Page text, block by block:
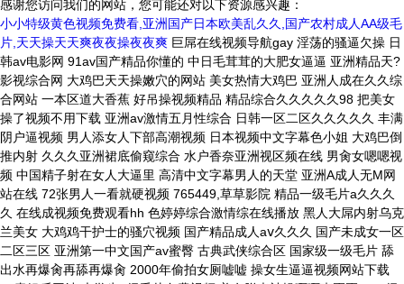
感谢您访问我们的网站，您可能还对以下资源感兴趣：
小小特级黄色视频免费看,亚洲国产日本欧美乱久久,国产农村成人AA级毛
片,天天操天天爽夜夜操夜夜爽 巨屌在线视频导航gay 淫荡的骚逼欠操 日韩av电影网 91av国产精品你懂的 中日毛茸茸的大肥女逼逼 亚洲精品天?影视综合网 大鸡巴天天操嫩穴的网站 美女热情大鸡巴 亚洲人成在久久综合网站 一本区道大香蕉 好吊操视频精品 精品综合久久久久久98 把美女操了视频不用下载 亚洲av激情五月性综合 日韩一区二区久久久久久 丰满阴户逼视频 男人添女人下部高潮视频 日本视频中文字幕色小姐 大鸡巴倒推内射 久久久亚洲裙底偷窥综合 水户香奈亚洲视区频在线 男肏女嗯嗯视频 中国精子射在女人大逼里 高清中文字幕男人的天堂 亚洲A成人无M网站在线 72张男人一看就硬视频 765449,草草影院 精品一级毛片a久久久久 在线成视频免费观看hh 色婷婷综合激情综在线播放 黑人大屌内射乌克兰美女 大鸡鸡干护士的骚穴视频 国产精品成人aⅴ久久久 国产未成女一区二区三区 亚洲第一中文国产av蜜臀 古典武侠综合区 国家级一级毛片 舔出水再爆肏再舔再爆肏 2000年偷拍女厕嘘嘘 操女生逼逼视频网站下载 91青娱乐网站 大学生A级毛片免费视频 美女脱光被操啊啊爽歪歪 AAA级久久久精品无码 亚洲第一第二区 国产精品96xxxxx 无码av波多野吉衣久久 成年人观看视频黄色不卡 男人操女人逼的视频网站 精品国产免费久久久久久 丰满熟妇乱子伦 美女脱光被操啊啊爽歪歪 精品一卡二卡三卡四卡兔 免费少妇a级毛片人成网 久久久久久久国产精品美女 国产精品久久99简爱亚洲 日韩视频一区二区三区高清 人妻少妇看av偷人精品 欧美成人性色区 国产美妇口爆深喉视频区 日本高清在线免费中文字幕 韩国福利片在线观看播放 99久久国产一区二区三区 久久综合之综合久久97 男人的坤坤爱上女人的逼 中文字幕日韩有码国产精品 爱靠逼骚逼视频 高清区一区二区在线播放 久久婷综合五月天啪网夜 黑丝大胸美女被爆操视频 丝袜 亚洲 另类 欧美 挺进新婚少妇雪白的肉体 日本免费精品久久久久久 狠狠干高清成人二区三区 啊啊啊啊啊哈嗯视频网站 欧美 women 肏逼 日无码中文字幕在线观看 欧美人牲口杂交大黄网站 亚洲一区二区三区欧美日韩 国产极品美女久久久久久 国产欧美国日产在线播放 狼群社区视频www中文 日韩美女三级黄色激情视频 67194人成免费无码 一区二区三区亚洲中文字幕 国产日本久久久久久精品 日本在线综合亚洲观看视频 乱人伦XXXX国语对白 尿液颜色像红茶色怎么回事 国产色婷婷精品免费视频 国产美妇口爆深喉视频区 看老太婆的黑逼 反差婊调教h文 久久久久久天堂精品视频 中文字幕在线观一二三区 日韩一级黄色片免费观看 大型操逼网站使劲操嫩逼 快进来插我的逼嗯啊视频 亚洲成色www久久网站 大鸡巴操到底啊啊嗯视频 亚洲精品在线 很污很黄的网站在线观看 污网站入口在线观看免费 鸡把操骚比水多视频免费 白色分泌物带黄色正常吗 男人J捅女人J视频国产 精品国产一区二区日韩91 婷婷大屌弄日逼 久一最熱門最齊全的電影 国产麻豆32部在线观看 超碰大香蕉免费在线观看 国产精品亚洲综合久久系列 日韩欧群交P片内射中文 操逼大鸡巴操逼操进逼里 男女尻逼扎厉害 a√新天堂资源在线观看 蜜桃导韩国专线一区二三区 久久久成人国产精品麻豆 99精品国产乱码久久久 怡红院成永久免费人视频 丰满尤物少妇喷血大尺度 韩国日本男女性生活视频 骚货水真多啊啊插烂小说 男生和女生日逼免费视频 欧美日韩一区二区三区网站 把美女按在床上狂草av 国产免费888在线观看 97精品国产综合久久精品 玩超薄丝袜人妻中文字幕 国产成人午夜福利av在线 爱靠逼骚逼视频 日韩精品一区二区三区三区 观看男人操女人逼的视频 国产精品污在线观看免费 最新无码人妻在线不卡百 日韩成人性视频在线观看 污色的视频免费在线观看 天天操天天爽夜夜操夜夜爽 色呦呦最新在线观看入口 小12萝裸体洗澡加自慰 短裙公车被直接进入毛片 精品人妻无码视频免费看 色播五月激情五月东京热 亚洲偷自拍国综合第36页 青柠青苹果影院 9l国产自产一区二区三区 伊人久久综合无码成人网 九九热久久这里全是精品 亚洲美日韩一区二区三区 码亚洲中文无码av在线 丝祙?制服?国产?在线 看男人下面插入女生下面 波多野结衣在线精品字幕 大鸡巴干少了XXXXX 好爽好舒服av 欧美日韩国产专区一区二区 亚洲天堂国产精品一区二区 黄色视频大吊大鸡巴擦逼 看中年妇女免费操逼视频 免费国产va在线观看视频 亚洲欧美精品自偷自拍另 456极品嫩模在线视频 超prom精品视频在放 日韩精品一区二区三区中文 国产亚洲精品久久久久久无 帅哥操用力射学生妹美胸 欧美精品久久久久久久蜜 欧美最猛黑人边吃奶边操 卡通动漫第一页AV天堂 亚洲青青青娱乐在线视频 亚洲青青青娱乐在线视频 把 插进 里www网站 男生操女生的屄视频下载 大学生酒店呻吟在线观看 小穴被插到底了污污网站 欧美老女人牲交 美女被大鸡巴操逼的网站 2000年偷拍女厕嘘嘘 曰批全过程免费视频播放 国产精品v大片免费观看 青柠社区在线高清视频1 日韩欧美在线网 可爱妹子被巨屌插到高潮 大鸡巴mmmm免费视频 成人你懂的在线免费观看 亚洲 欧美 日本 在线 操进女人之比里 亚洲日本1区2区3区4区 aa级女人大片 亚洲自国偷拍偷免费视频 日韩精品一区二区三区三区 正在播放国产精品放孕妇 亚洲欧洲av人一区二区 腿张开视频成人 亚洲成国产人片在线观看 毛在线观看国产2020 古典武侠综合区 天天干天天操天天爽av 久久亚洲国产成人精品小说 啊不要操逼视频喷水变态 久久久久久久久久久久高潮 伊人情成综合网2019 欧美日本高清一区二区三区 奇米影视第四色免费视频 男生的鸡进女生的鸡网站 国产午夜福利小视频在线 国产精品久久久国产综合 鸡吧插骚逼摸奶浪叫视频 啊啊啊啊啊轻点插逼视频 日本中文字幕日韩精品免费 黄色的网站进入入口链接 JJ肏小穴网站 单身女老师美国在线观看 美国黄色一级大片免费看 玩超薄丝袜人妻中文字幕 久久午夜夜伦鲁鲁片无码 夜色福利院在线看青草一 黑人操空姐的大阴道视频 国产精品一级毛片不收费 国产成人高潮拍拍拍18 日本少妇和白人性爱自拍 小小特级黄色视频免费看 大屌直操欧美美女屁股眼 91kaobi视频在线 操小骚逼黄直播 啊好深好紧好嫩在线观看 男生插入女生的菊花网站 日韩精品中文字幕一线不卡 2020亚洲欧美天堂网 国产91精品一区二区蜜桃 亚洲中文字幕视频免费看 韩国情爱电影善良的嫂子 操女人的骚逼逼免费观看 狠狠色丁香久久综合婷婷 国产亚洲男人av一区三区 国产精品久久久久久久人貌 丰满少妇被粗大的猛烈进 青草青草原在线视频观看 国产精品久久高潮呻吟av 亚洲中文字幕无码手机版 波多野结衣无删减无打码 中文字幕乱码在线伦视频 一区二区小说区无码另类 亚洲无码AV在线免费观 香蕉视频久久 女生被搞得哦哦叫的视频 操在线肏屄观看 人妻无码30p 看美女摆开妣玩 两根大鸡吧日骚逼逼视频 动漫男女操鸡巴射精网站 亚洲国产成人精品女人久久 国产精品久久久久天堂喝尿 精品国产一区二区三区三洲 大乳少妇嫩逼露奶头视频 黄色录像黄色录像黄色片 大鸡巴操小浪穴 波多野结衣一区二区三区 日本中文字幕日韩精品免费 一本大道一卡2卡三卡4 正常人的舌苔是什么颜色 日本不卡免费新一二三区 91国在线视频 国产T V一区二区三区 大鸡巴 操出水在线观看 国产精品毛片完整版视频 久久久久久久久久午夜精品 大鸡吧操小逼嗷嗷叫视频 日韩一区二区久久久久久 亚洲v欧美v国产人成网 玩弄非洲黑人肥女的屄？ 日韩人妻一区二区在线观看 91精品国产热久久福利 操大肥逼小视频 久久久精品成人免费视频 久草视频在线视频在线观看 日本高清电影一区二区三区 国产日产欧美一区二区三区 AV黄片国产一级在线看 亚洲欧美中文日韩视频一区 午夜久久久久久久久久久久 肏日本美女屁眼 视频久re精品在线观看 日本精品aⅴ一区二区三区 av电影在线观看完整版 污色的视频免费在线观看 操逼黑丝熟女逼 日韩欧美国产精品加勒比 国产成人高潮拍拍拍18 啊啊啊 ！好快！好爽啊 骚逼好难受要鸡巴插视频 国产综合精品99久久久久 美女搞黄色网站 色多多性虎精品无码AV 夜夜艹天天艹日日夜夜艹 亚洲爆乳无码专区WWW 人人妻人人澡人人爽人人忝 免费看日韩美女操逼视频 爽死你个放荡粗暴婬故事 风韵丰满熟妇啪啪老熟女 大鸡巴操小嫩逼白浆视频 又爽又黄又屋遮挡的视频 老头在厨房添下面很舒服 国产中文字字幕乱码无限 国产精品久久综合亚洲av 伊人情成综合网2019 477777十玩家揭秘 久久乐国产综合亚洲精品 精品秘一区二区三区四区 夜夜福利一区二区三区av 日本xx13一18处交 猛男抽插啊啊啊好爽视频 浴室人妻的情欲HD三级 透透透。操操操 大鸡巴插入我的小穴麻豆 美女人妻少妇中出狠狠干 日本美女的逼逼 青青青在线播放视频国产 国产一区二久久中文字幕 白白色在线直播 巨屌在线视频导航gay 欧美插逼逼文字 风韵丰满熟妇啪啪老熟女 女生张开腿给男生捅视频 妹子国产操逼啊啊啊啊啊 大香伊蕉在人线国产网站 一个人深夜激情在线观看 久久99蜜桃精品久久久 久久久久久饥渴少妇高潮 亚洲激情一区二区在线观看 男肏女嗯嗯视频 最新无码专区超级碰碰碰 欧美 日韩 国产 东京热 国产日韩精品欧美一区灰 操小嫩逼的视频 日本三级香港三级乳网址 日韩中文字幕亚洲一区二区 日本女人操逼怪物的鸡巴 国产麻豆剧传媒AV国产 国产精品玖玖 国产精品久久久久久久密桃 日文中字乱码的解决办法 操逼大鸡巴操逼操进逼里 亚洲女性啪啪啪第一二区 中文字幕在线观看第一页 免费大片a一级久久国产 久久精品国产只有精品6 大人37码的鞋内长是多少 帅哥男女操网站 口爆吞精欧美video 三级黄色视频 欧美A级毛欧美 激烈打扑克运动又疼又叫 中文字幕无亚洲欧洲日韩 久久亚洲中文字幕精品二区 尤物视频在线播放你懂的 被窝电影久久久久久久久 和美女操逼高潮抽搐视频 吃胸揉胸膜下刺激的视频 亚洲制服中文丝日韩失禁 亚洲欧美日本在线观看视频 青青青免费国产在线视频 另类 日韩 欧美 激情 国产福利91精品一区二区 成年美女黄色搞鸡视频网站 男女猛烈无遮挡免费观看 亚洲人成网站在线线播放 国内精品久久久久电影院 国家级一级毛片 AV线高清无码系列网站 东京不太热在线观看视频 好骚爽的视频啊 欧美人与性动交b欧美精品 老女人黄色电影在线观看 亚洲av啊啊啊在线观看 另类 日韩 欧美 激情 97久久超碰国产精品最新 国产精品白浆久久久久久 日本五十路熟女不禁视频 亚洲色av天天天天天天 亚洲精品成人久久电影网 小嫩屄好痒啊 嗯呐视频 欧美日韩国产专区一区二区 肏逼舔鸡巴网站 1000部精品久久久久久 日韩伦理一区二区三区av 免费看国产黄线在线观看 骚逼想要大鸡吧免费观看 国产av原创一区二区三区 成人午夜爽爽爽免费视频 国产成年无码aⅤ片在线 正常人的舌苔是什么颜色 美女被插的嗷嗷叫的网站 91免费版美女在线视频 日韩中文高清字幕 久久 日韩av成人xxxxx 狠狠的干性视频 亚洲第一成人网址一二三 女同欲望一区二区三区久久 巨屌在线视频导航gay 成人激情四射网国产av 五月天国产成人免费视频 操逼视频123 亚洲中文字幕无码手机版 日本视频一区二区三区在线 久久久久久精品无码专区 亚洲色欲色欲视频WWW 国产精品偷伦视频免费观 91av社区免费在线观看 国产台湾佬中文在线视频 欧美午夜精品一区二区三 日本一区二区电影噜噜噜噜 美女扣逼自慰的黄色网站 美国性感美女抠逼直播视频 啊啊啊好舒服用力点视频 啊啊啊啊啊哈嗯视频网站 人与嘼在线A片观看免费 韩国一级做a爱性色毛片 久久久亚洲AV成人网站 国产色无码精品视频国产 国产9999久久久久久久 正在播放国产精品放孕妇 中国美女一级特黄大片色 欧美久久久久久久久自慰 国产精品视频男人的天堂 性感丝袜大长腿人妻视频 污网站入口在线观看免费 亚洲日本韩国欧美一区二区 韩日av不卡一区二区三区 2020亚洲欧美天堂网 国产精品高潮呻吟一区二区 国产98在线 最近中文字幕在线的MV 中文字幕日韩欧美在线观看 伊人亚洲综合网色av另类 国产又大又长又硬又粗又 丰满人妻熟妇乱又精品视 亚洲成女人图区一区二区 大鸡巴干少了XXXXX 久久久久久久久久午夜精品 美女被大鸡巴操逼的网站 国产 日韩 欧美 三级 日本av片在线免费观看 精品高潮丰满少妇毛茸茸 国产91精品一区二区蜜桃 鸡伸进屁股视频免费观看 胸大的黑丝美女的尿口红 丁香花在线电影小说观看 色琪琪午夜理论官网影院 6767法国骚女人插逼 色婷婷蜜臀一区二区三区 中国东北熟女毛绒绒电影 国产呦系列在线观看免费 国产97人人乐人人爱' 秘书在办公室被躁到高潮 日本不卡网址免费欧美视频 亚洲AⅤ在线男人的天堂 波多野结衣AⅤ在线播放 日韩美女卖淫黄色一集片 国产三级不卡视频在线观看 欧美日韩视频在线视频二区 国产精品久久久白丝av 宅宅少妇无码 久久精品影院10000 插逼啊啊啊啊片 日韩视频一区二区三区网站 娇妻跪趴高撅肥臀出白浆 中韩美女毛片av一播放 国产av一区二区三区精品 色天天躁夜夜躁天干天干 69热视频在线观国产看 人妻少妇看av偷人精品 色av一区二区三区四区 美国精品毛毛片一区二区 国产美女裸体视频全免费 兔兔精品国产乱码久久久久 免费看女生被男生操视频 天天日天天干天天舔天天 国产做a爰片久久毛片a hpv感染有黄色分泌物 嗯不要啊不要轻点嗯视频 亚洲国产精品精品国产综合 欧美大屁股ⅩXXX潮喷 热热久久超碰精品中文字 看毛片日逼视频 影音先锋老司机午夜电影 久久国产精品乱子乱精品 淫荡大奶少妇被大屌乱干 国产精品久久久久久久密桃 操逼视频123 人妻13p一区二区三区 把美女日到高潮喷水视频 国产内射一级一片内射视频 肉棒插嫩屄祝频 精品日韩岛国一区二区三区 男人鸡辱女人鸡啊啊啊啊 国产精品啪啪啪啪啪网站 女人夜夜春高潮爽A∨片 日本精品aⅴ一区二区三区 亚洲图亚洲色成人综合网 小骚货日死你456视频 国产做a爰片久久毛片a 大香蕉大香蕉视频在线看 欧美肥婆BBXX操BB 看美女摆开妣玩 精品人妻无码视频免费看 国产啪在线91 日本一区二区三区免看视频 俄罗斯孕妇喷水一级视频 国产精品白浆久久久久久 美女搞黄爽爽爽爽爽爽爽爽 亚洲片中文字幕A∨影片 久久久精品国产亚洲av 亚洲av啊啊啊在线观看 狠狠操最新域名 日韩欧美在线网 少妇被大鸡巴插 在线 亚洲 国产 综合 日韩精品视频一区二区三区 k8经典电影网在线播放 大鸡巴操淫荡骚女人视频 久久久精品无码一区二区 蜜桃导韩国专线一区二三区 大鸡吧操哭骚逼白丝白虎 欧美精品粉嫩高潮一区二区 好好热精品视频在线观看 国产9999久久久久久久 大骚屌亚洲成人 嫩草伊人久久久av少妇 成年人草逼视频 67194人成免费无码 亚洲天堂网一区二区免费 爱情岛论坛无码AV在线 欧美特黄一级片久久久久 免费av在线 超碰香蕉人人网99精品 欧美成年人免费啪啪视频 777午夜精品免费视频 五月婷婷之五月综合基地 大鸡巴把骚笔草美了视频 爱爱日本大几巴 亚洲欧美韩国日本一区二区 国产亚洲一区二区三不卡 456极品嫩模在线视频 男生女生日叉视频免费的 成人无码黄动漫在线播放 黑人大屌日本幼女学生妹 国产成人午夜片在线观看 亚洲成熟丰满一区二区三区 欧美级韩国三级日本三级 我不是诗仙啊在线看免费 6767法国骚女人插逼 男女啪视频免费观看妖精 亚洲欧美日韩国产精品一区 久久亚洲中文字幕精品熟 女人夜夜春高潮爽A∨片 亚洲大尺度在线观看视频 免费乱人伦日本爽爽影院 国产亚洲欧美色综合你懂的 精品日韩一区二区三区在线 用力插进去我的bi里面 把大鸡巴插进美女的洞里 国产免费午夜三级福利片 765449,草草影院 把逼水操出来吃 精品三级片在线免费观看 男人插女人黄片 久久久国产精品消防器材 亚洲 欧美 日韩 精品 18禁成年无码免费网站 日韩精品一区二区三区中文 99久久精品费精品蜜臀 激烈打扑克运动又疼又叫 国产日韩欧美高清免费视频 天天操天天摸天天操天天插 欧美日黑人操逼影视网站 大鸡巴操到底啊啊嗯视频 欧美潮喷在线 丁香婷婷亚洲六月综合色 欧美一区二区三区在线电影 国产精品污在线观看免费 日本一本通一区二区三区 国产亚洲欧美色综合你懂的 久久久久精品国产色哟哟 逼逼爱插插影院 污视频,咪咪鸡巴插入逼 一边做饭一边躁狂怎么办 色资源av中文无码先锋 帅哥操用力射学生妹美胸 天天爽夜夜爽精品视频一 美女被操逼流水调教视频 国产精品一区二区无久久久 久久久久久久久久久久高潮 天天操天天摸天天操天天插 成年人免费av在线播放 逼逼逼逼逼逼片 美女高潮抽搐潮白浆网站 91麻豆国产福利免费片 蜜臀av福利无码一二三 日韩情色中文字幕在线观看 欧美日本高清一区二区三区 果冻传媒和天美传媒精品 老鸭窝毛片一区二区三区 欧美大鸡巴操β 校花张开腿让男人桶漫画 放荡老师张开双腿任我玩 残疾女人操逼网 欧美精品国产区二区免费 操死你骚逼视频 丁香六月纪婷婷激情综合 久久久久久久国产精品美女 啊啊啊好舒服用力点视频 国产成年无码aⅤ片在线 国产黄潮黄免费在线观看 中文字幕无码人 欧美日韩国产电影在线观看 久久久有码一区二区三区 欧美精品99久久久久久人 男女尻逼扎厉害 野花社区视频www官网 爱爱激情视频啊啊啊嗯嗯 怡红院AⅤ国产一区二区 操入你的小sao逼AV 高潮了还继续啃花蒂视频 日本免费视频一区二区三区 亚洲日本不卡在线一区二区 欧美午夜A级限制福利片 天天干天天干天天干天天 啊啊啊不行了视频呜呜呜 青娱乐在线经典 肏美女黑毛大白屄屄视频 亚洲中文无无码第21页 成人一区二区三区免费看 欧美日韩视频在线视频二区 国产欧美日韩久久综合精品 亚洲av吞精久久久久久 国产沙发午睡系列999 91免费版美女在线视频 天天操天天干天天日天天 国产精品动漫久久久久久 操逼大鸡巴操逼操进逼里 黑人大屌内射俄罗斯熟妇 精品国产蜜臀九九九久久 又大又粗又爽又黄的少妇 亚洲爆乳无码专区WWW 亚洲成女人图区一区二区 国产欧美精品自拍第一页 美女被艹黄色网 小骚货爱爱av 久久99热精品在线观看 大鸡巴mmmm免费视频 日韩av第一页在线播放 国产第一区视频在线观看 丰满少妇被粗大的猛烈进 美女老师让我艹 国产真实younv在线 国产亚洲午夜久久久久久久 久久精品熟女亚洲av蜜桃 色琪琪午夜理论官网影院 神马久久三级片 大鸡鸡干护士的骚穴视频 亚洲无码AV在线免费观 久久久久久天堂精品视频 好好热精品视频在线观看 精品国产免费久久久久久 95免费观看体验区视频 丰满人妻av一区二区三区 欧美成 人影院在线观看 被窝电影久久久久久久久 尤物视频网站 春药刺激国产老富婆露脸 亚洲 国产 欧美 另类 极品少妇的粉嫩小泬小说 曰本香港人妻三级片网站 免费无码高潮流白浆视频 操乌克兰肥婆大红逼电影 精品热视频在线免费观看 国产成人精品cao在线 国产极品粉嫩萌白酱白丝 男人插女人黄片 美国黄色一级大片免费看 中文字幕十乱码中文字幕 亚洲人成无?区在线观看 想要大鸡巴 插死我视频 男人的网站av 精品国产一区二区三级四区 五月丁香久久 中国人配种XXXX视频 男生和女生靠逼视频网站 大鸡巴操小浪穴 亚洲日本不卡在线一区二区 免费看操逼黄片 美女搞黄色网站 午夜久久久久久av五月 中国熟妇人妻xxxxx 中国精子射在女人大逼里 亚洲av高清一区二区三 日日日日做夜夜夜夜无码 9l国产自产一区二区三区 人妻少妇看av偷人精品 欧美人与拘牲交大全视频 国产又大又长又硬又粗又 97成人无码视频有精品 久在线中文乱码免费视频 久久国产精品午夜亚洲欧美 国产免费看a片好大好爽 丰满少妇被猛烈进入白浆 粗大猛烈进出呻吟的视频 精品日韩一区二区三区在线 日本免费精品久久久久久 国产三级黄色的在线观看 美女被操留白浆 高清区一区二区在线播放 欧美精品久久久久久久蜜 大香蕉视频这里只有精品 日本在线综合亚洲观看视频 国产精品视频男人的天堂 秋霞性无码专区 大机巴肏女人逼 又黄又爽又色的美女视频 亚洲欧美日韩精品一区二区 男生操女生视频网站蜜桃 国产精品白浆久久久久久 大鸡巴操淫荡骚女人视频 久久久久久久久久久久久6 小骚货水真多操死你视频 日本中文字幕日韩精品免费 日本3p视频在线看高清 高潮颤抖大叫正在线播放 插逼视频免费看网站大全 老熟女乱色一区二区三区 白丝丝袜美美女被躁AV 高清无码在线黄 日韩av主播电影在线观看 国产三级黄色视频片看看 色欲av人妻精品一区久久 2020亚洲欧美天堂网 屄视频一二三级 啊~嗯动态视频 99超碰中文字幕在线观看 美女喷液被艹视频艹艹艹 亚洲日本韩国欧美一区二区 东北妇女露脸50岁作爱 韩国产三级三级香港三级 女生被插阴流水调教视频 欧美日精品一区二区三区 国产精品动漫久久久久久 少妇扒让你捅个够够视频 老师的骚逼被我操的视频 午夜搞b视频在线免费观看 大鸡巴操淫荡骚女人视频 什么样的女x屄好日视频 光棍影院一区二区三区四 日韩精品中文字幕一线不卡 久久久久久精品免费观看 想要大鸡巴 插死我视频 日操小美女的骚逼 视频 久久久有码一区二区三区 99精品中文字幕久久久 亚洲欧美制服在线88p 亚洲av激情电影在线观看 大鸡吧操小逼嗷嗷叫视频 91大屁股丰满肥臀在线 福利导航 lutube 夜夜夜夜夜夜夜夜夜夜夜 国产精品视频一区二区图片 国产福利萌白酱白色旗袍 精品国产一区二区三区久 亚洲人成成无码网WWW 国产精品久久久免费观看 一区二区不卡视频在线观看 我爱看肏屄打泡 天天日天天干天天舔天天 av免费看无码 夜雨直播nba 女人18片毛片60分钟 色哟哟国产精品欧美精品 两个日本妹子跪舔大鸡巴 国产真实乱XXXⅩ视频 国产9999久久久久久久 美女被男生操鲍插舞蹈生 爽 好大 快 深点做吧 大鸡巴使劲插我麻皮视频 欧美熟妇性饥渴在线观看 日日日日做夜夜夜夜无码 性生活黄片在线 欧美日韩精品视频一区二区 免费亚洲黄色正在热播放 国产一区二区三区四区欧美 国产精品久久久久久内射 亚洲欧美韩国日本一区二区 国产成人a福利在线观看 苍井空在线无码 日韩视频一区二区三区高清 欧美日韩一区二区 在线 97资源网总站人人超碰 短裙公车被直接进入毛片 日韩精品中文字幕在线看 一本久道久久综合丁五月 aa级女人大片 91九色蝌蚪窝 日文中字乱码的解决办法 国产大尺度无水印视频网站 久久乐国产综合亚洲精品 高清性三级交视频在线观看 激情五月天在线观看视频 操进女人之比里 99热精品国产免费观看 宅宅少妇无码 日本无遮挡吸乳呻吟视频 亚洲А∨天堂男人色无码 国产高清在线精品免费软件 五月婷婷视频免费在线观看 女生勿进进必湿视频网站 天天干天天操天天操天天干 青草青草原在线视频观看 国产尤物啪啪啪精品再线 九九九免费视频国产精品 精品人妻无码视频免费看 亚洲天堂国产精品一区二区 美女被大鸡巴强爆B出水 操处女逼三级片 风欲犹存大屁股熟女国产 亚洲国产丝袜美女在线观看 男生骚女生的逼吃鸡免费 日本中文字幕成人在线视频 国产精品久久亚洲7777 日日摸夜夜添夜夜添成人 好大好硬好粗好深的视频 成人激情四射网国产av 精品欧美二区三区久久久 国产精品久久久久久久夜 亚洲 欧洲 日韩 精品 国产龙熟女高潮一区二区 成全视频在线观看免费看 人禽交欧美网站2020 欧美久久综合精品二区三区 丰满老熟妇大尺度人体艺 精品国产日韩欧美一区二区 黄片视频尻逼黑色插女人 337p日本大胆欧久久 国产精品自拍一区在线观看 色哟哟哟最新精品免费观看 日文中字乱码的解决办法 欧美日韩一区二区三区不卡 99久久国产精品免费热 欧美日韩一区二区三区五区 亚洲欧美久久久久9999 国产日本卡二卡三卡四卡 国产日本一区二区三区久久 大机巴肏女人逼 16萝自慰喷水亚洲网站 美女被艹黄色网 chinese少妇激情 中文字幕国产精品制服诱惑 久久欧洲精品成av人片 久久综合日韩精品色亚